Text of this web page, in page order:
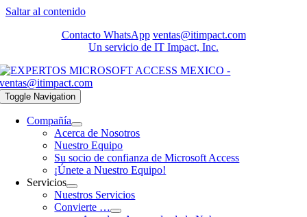
Saltar al contenido
Contacto WhatsApp ventas@itimpact.com
Un servicio de IT Impact, Inc.
Toggle Navigation
Compañía
Acerca de Nosotros
Nuestro Equipo
Su socio de confianza de Microsoft Access
¡Únete a Nuestro Equipo!
Servicios
Nuestros Servicios
Convierte …